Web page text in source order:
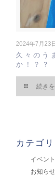
2024年7月23
久々の
か！？？
続き
カテゴリ
イベン
お知らせ